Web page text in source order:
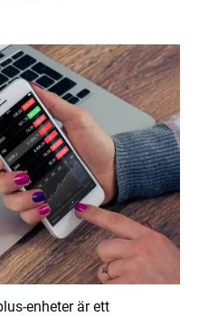
enheter är ett